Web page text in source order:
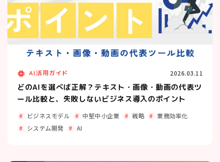
AI活用ガイド 2026.03.11
どのAIを選べば正解？テキスト・画像・動画の代表ツ
ール比較と、失敗しないビジネス導入のポイント
ビジネスモデル 中堅中小企業 戦略
業務効率化
システム開発
AI